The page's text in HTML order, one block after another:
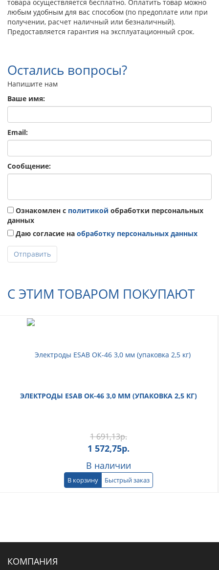
товара осуществляется бесплатно. Оплатить товар можно
любым удобным для вас способом (по предоплате или при
получении, расчет наличный или безналичный).
Предоставляется гарантия на эксплуатационный срок.
Остались вопросы?
Напишите нам
Ваше имя:
Email:
Сообщение:
Ознакомлен с политикой обработки персональных
данных
Даю согласие на обработку персональных данных
Отправить
С ЭТИМ ТОВАРОМ ПОКУПАЮТ
ЭЛЕКТРОДЫ ESAB ОК-46 3,0 ММ (УПАКОВКА 2,5 КГ)
1 691,13р.
1 572,75р.
В наличии
В корзину Быстрый заказ
КОМПАНИЯ